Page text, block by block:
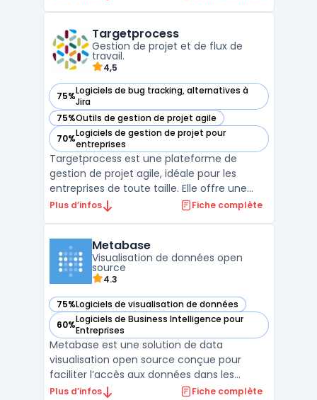
industriels ou immobiliers. La solution cible
les environnements multi-sites, ...
Targetprocess
Gestion de projet et de flux de
travail.
4,5
75%Logiciels de bug tracking, alternatives à
Jira
— voir Targetprocess dans cette catégorie
75%Outils de gestion de projet agile
— voir Targetprocess dans cette catégorie
70%Logiciels de gestion de projet pour
entreprises
— voir Targetprocess dans cette catégorie
Targetprocess est une plateforme de
gestion de projet agile, idéale pour les
entreprises de toute taille. Elle offre une
gamme complète de fonctionnalités pour
Management, y compris la planification, le
suivi, la collaboration et l ...
Plus d’infos Fiche complète
Metabase
Visualisation de données open
source
4.3
75%Logiciels de visualisation de données
— voir Metabase dans cette catégorie
60%Logiciels de Business Intelligence pour
Entreprises
— voir Metabase dans cette catégorie
Metabase est une solution de data
visualisation open source conçue pour
faciliter l’accès aux données dans les
entreprises. Elle permet de créer des
Plus d’infos Fiche complète